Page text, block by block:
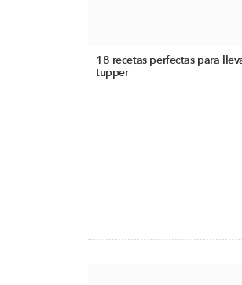
18 recetas perfectas para
tupper